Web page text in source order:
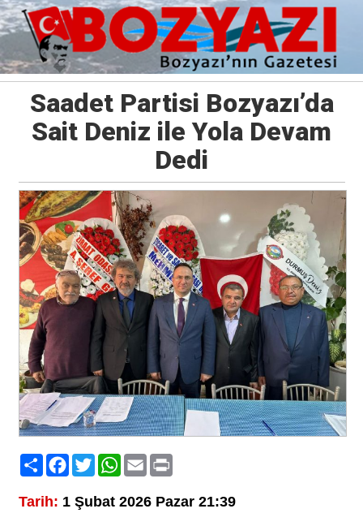
Saadet Partisi Bozyazı’da
Sait Deniz ile Yola Devam
Dedi
PaylaşFacebook
TwitterWhatsApp
EmailPrint
Tarih: 1 Şubat 2026 Pazar 21:39